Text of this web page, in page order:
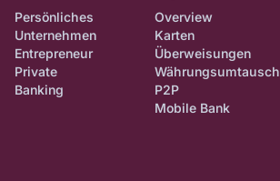
Persönliches
Unternehmen
Entrepreneur
Private
Banking
Overview
Karten
Überweisungen
Währungsumtausch
P2P
Mobile Bank